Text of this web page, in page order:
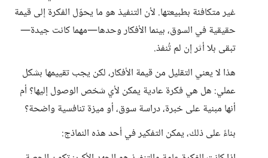
غير متكافئة بطبيعتها. لأن التنفيذ هو ما يحوّل الفكرة إلى قيمة
حقيقية في السوق، بينما الأفكار وحدها—مهما كانت جيدة—
تبقى بلا أثر إن لم تُنفذ.
هذا لا يعني التقليل من قيمة الأفكار، لكن يجب تقييمها بشكل
عملي: هل هي فكرة عادية يمكن لأي شخص الوصول إليها؟ أم
أنها مبنية على خبرة، دراسة سوق، أو ميزة تنافسية واضحة؟
بناءً على ذلك، يمكن التفكير في أحد هذه النماذج: